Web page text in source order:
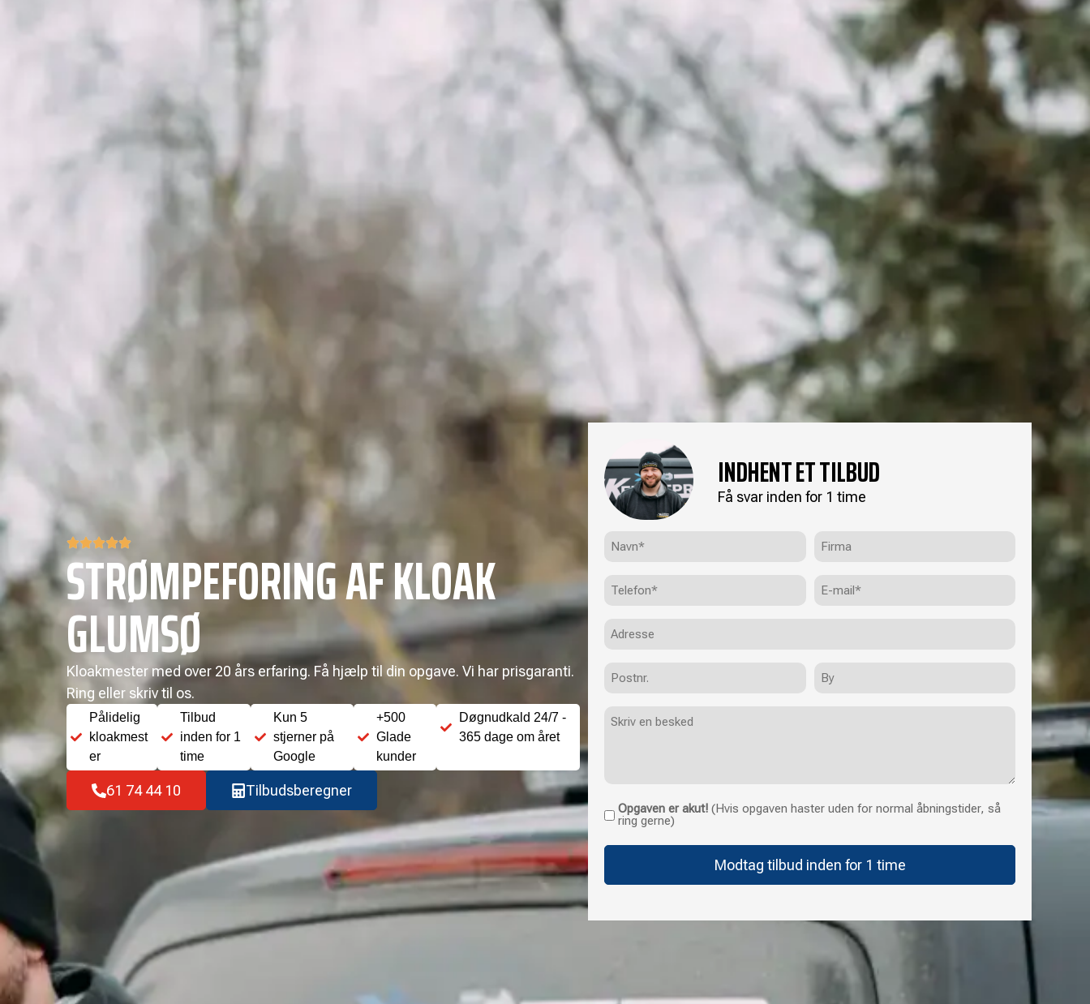
STRØMPEFORING AF KLOAK
GLUMSØ
Kloakmester med over 20 års erfaring. Få hjælp til din opgave. Vi har prisgaranti.
Ring eller skriv til os.
Pålidelig
kloakmest
er
Tilbud
inden for 1
time
Kun 5
stjerner på
Google
+500
Glade
kunder
Døgnudkald 24/7 -
365 dage om året
61 74 44 10 Tilbudsberegner
INDHENT ET TILBUD
Få svar inden for 1 time
(Påkrævet)
(Påkrævet)
mail
Opgaven
akut!
opgaven
Opgaven er akut! (Hvis opgaven haster uden for normal åbningstider, så
ring gerne)